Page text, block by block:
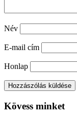
Név
E-mail cím
Honlap
Kövess minket